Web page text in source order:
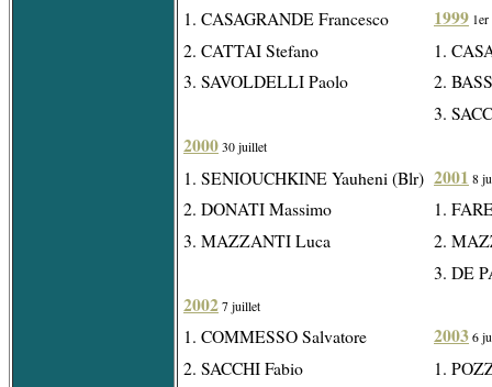
1. CASAGRANDE Francesco
2. CATTAI Stefano
3. SAVOLDELLI Paolo
2000 30 juillet
1. SENIOUCHKINE Yauheni (Blr)
2. DONATI Massimo
3. MAZZANTI Luca
2002 7 juillet
1. COMMESSO Salvatore
2. SACCHI Fabio
1999
1.
2.
3.
2001 8
1.
2.
3. DE
2003 6
1.